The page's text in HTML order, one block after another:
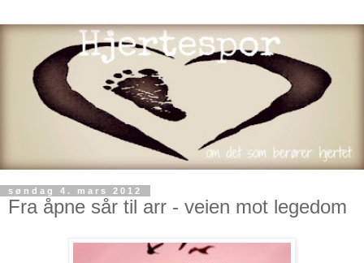
søndag 4. mars 2012
Fra åpne sår til arr - veien mot legedom